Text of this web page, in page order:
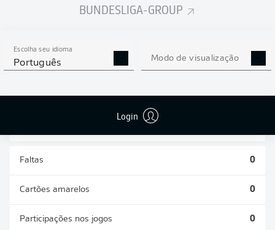
BUNDESLIGA-GROUP
Escolha seu idioma
Português Modo de visualização
Login
ESTATÍSTICAS DA
TEMPORADA 2019/2020
Faltas 0
Cartões amarelos 0
Participações nos jogos 0